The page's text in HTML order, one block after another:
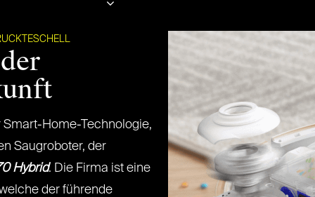
Home-Technologie,
Saugroboter, der
Hybrid. Die Firma ist eine
der führende